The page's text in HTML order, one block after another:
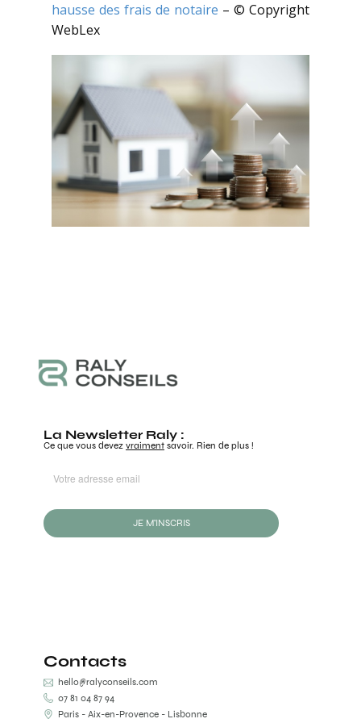
hausse des frais de notaire – © Copyright
WebLex
La Newsletter Raly :
Ce que vous devez vraiment savoir. Rien de plus !
JE M'INSCRIS
Contacts
hello@ralyconseils.com
07 81 04 87 94
Paris - Aix-en-Provence - Lisbonne